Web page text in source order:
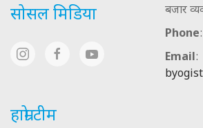
सोसल मिडिया
बजार
Phone:
Email:
हाम्रो टीम